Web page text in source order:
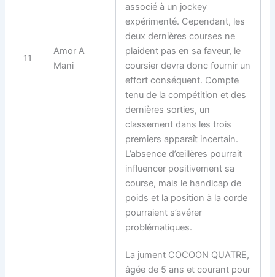
11
Amor A
Mani
associé à un jockey
expérimenté. Cependant, les
deux dernières courses ne
plaident pas en sa faveur, le
coursier devra donc fournir un
effort conséquent. Compte
tenu de la compétition et des
dernières sorties, un
classement dans les trois
premiers apparaît incertain.
L’absence d’œillères pourrait
influencer positivement sa
course, mais le handicap de
poids et la position à la corde
pourraient s’avérer
problématiques.
La jument COCOON QUATRE,
âgée de 5 ans et courant pour